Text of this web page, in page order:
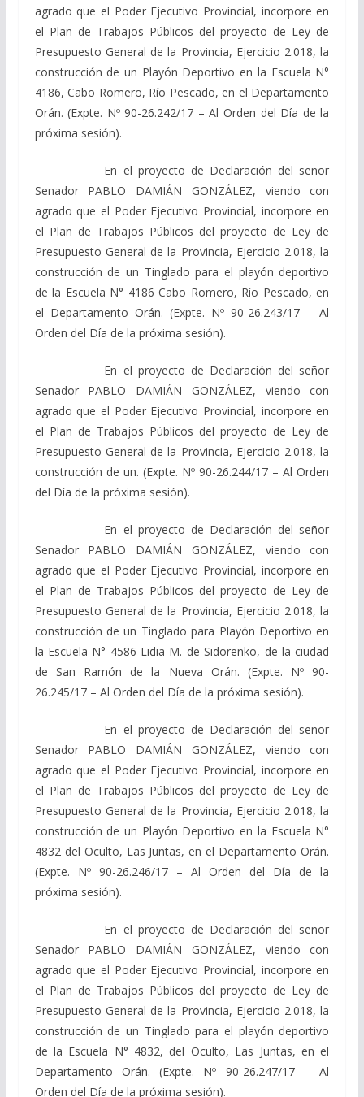
agrado que el Poder Ejecutivo Provincial, incorpore en
el Plan de Trabajos Públicos del proyecto de Ley de
Presupuesto General de la Provincia, Ejercicio 2.018, la
construcción de un Playón Deportivo en la Escuela N°
4186, Cabo Romero, Río Pescado, en el Departamento
Orán. (Expte. Nº 90-26.242/17 – Al Orden del Día de la
próxima sesión).
En el proyecto de Declaración del señor
Senador PABLO DAMIÁN GONZÁLEZ, viendo con
agrado que el Poder Ejecutivo Provincial, incorpore en
el Plan de Trabajos Públicos del proyecto de Ley de
Presupuesto General de la Provincia, Ejercicio 2.018, la
construcción de un Tinglado para el playón deportivo
de la Escuela N° 4186 Cabo Romero, Río Pescado, en
el Departamento Orán. (Expte. Nº 90-26.243/17 – Al
Orden del Día de la próxima sesión).
En el proyecto de Declaración del señor
Senador PABLO DAMIÁN GONZÁLEZ, viendo con
agrado que el Poder Ejecutivo Provincial, incorpore en
el Plan de Trabajos Públicos del proyecto de Ley de
Presupuesto General de la Provincia, Ejercicio 2.018, la
construcción de un. (Expte. Nº 90-26.244/17 – Al Orden
del Día de la próxima sesión).
En el proyecto de Declaración del señor
Senador PABLO DAMIÁN GONZÁLEZ, viendo con
agrado que el Poder Ejecutivo Provincial, incorpore en
el Plan de Trabajos Públicos del proyecto de Ley de
Presupuesto General de la Provincia, Ejercicio 2.018, la
construcción de un Tinglado para Playón Deportivo en
la Escuela N° 4586 Lidia M. de Sidorenko, de la ciudad
de San Ramón de la Nueva Orán. (Expte. Nº 90-
26.245/17 – Al Orden del Día de la próxima sesión).
En el proyecto de Declaración del señor
Senador PABLO DAMIÁN GONZÁLEZ, viendo con
agrado que el Poder Ejecutivo Provincial, incorpore en
el Plan de Trabajos Públicos del proyecto de Ley de
Presupuesto General de la Provincia, Ejercicio 2.018, la
construcción de un Playón Deportivo en la Escuela N°
4832 del Oculto, Las Juntas, en el Departamento Orán.
(Expte. Nº 90-26.246/17 – Al Orden del Día de la
próxima sesión).
En el proyecto de Declaración del señor
Senador PABLO DAMIÁN GONZÁLEZ, viendo con
agrado que el Poder Ejecutivo Provincial, incorpore en
el Plan de Trabajos Públicos del proyecto de Ley de
Presupuesto General de la Provincia, Ejercicio 2.018, la
construcción de un Tinglado para el playón deportivo
de la Escuela N° 4832, del Oculto, Las Juntas, en el
Departamento Orán. (Expte. Nº 90-26.247/17 – Al
Orden del Día de la próxima sesión).